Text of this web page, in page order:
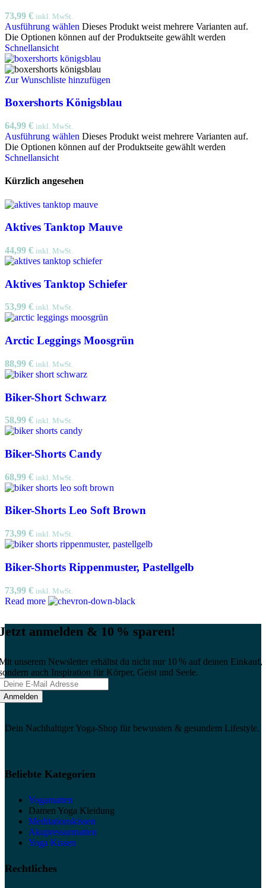
73,99 € inkl. MwSt.
Ausführung wählen Dieses Produkt weist mehrere Varianten auf.
Die Optionen können auf der Produktseite gewählt werden
Schnellansicht
Zur Wunschliste hinzufügen
Boxershorts Königsblau
64,99 € inkl. MwSt.
Ausführung wählen Dieses Produkt weist mehrere Varianten auf.
Die Optionen können auf der Produktseite gewählt werden
Schnellansicht
Kürzlich angesehen
Aktives Tanktop Mauve
44,99 € inkl. MwSt.
Aktives Tanktop Schiefer
53,99 € inkl. MwSt.
Arctic Leggings Moosgrün
88,99 € inkl. MwSt.
Biker-Short Schwarz
58,99 € inkl. MwSt.
Biker-Shorts Candy
68,99 € inkl. MwSt.
Biker-Shorts Leo Soft Brown
73,99 € inkl. MwSt.
Biker-Shorts Rippenmuster, Pastellgelb
73,99 € inkl. MwSt.
Read more
anmelden & 10 % sparen!
unserem Newsletter erhältst du nicht nur 10 % auf deinen Einkauf,
auch Inspiration für Körper, Geist und Seele.
Dein Nachhaltiger Yoga-Shop für bewussten & gesundem Lifestyle.
Beliebte Kategorien
Yogamatten
Damen Yoga Kleidung
Meditationskissen
Akupressurmatten
Yoga Kissen
Rechtliches